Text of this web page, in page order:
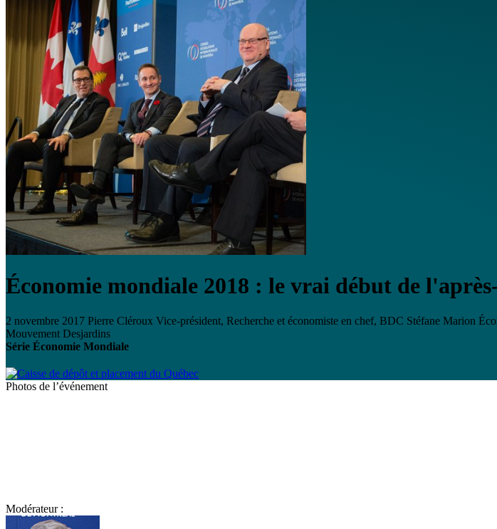
Économie mondiale 2018 : le vrai début de
2 novembre 2017 Pierre Cléroux Vice-président, Recherche et économiste en chef, BDC Stéfane Marion
Mouvement Desjardins
Série Économie Mondiale
Photos de l’événement
Modérateur :